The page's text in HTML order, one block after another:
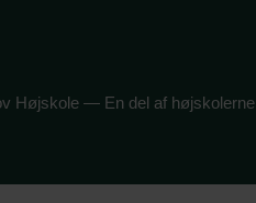
Højskole — En del af højskolerne